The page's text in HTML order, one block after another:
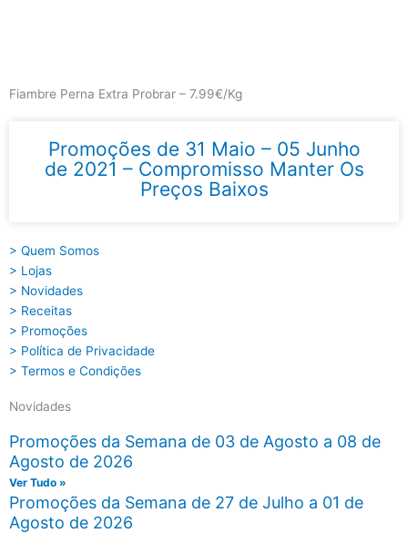
Fiambre Perna Extra Probrar – 7.99€/Kg
Promoções de 31 Maio – 05 Junho
de 2021 – Compromisso Manter Os
Preços Baixos
> Quem Somos
> Lojas
> Novidades
> Receitas
> Promoções
> Política de Privacidade
> Termos e Condições
Novidades
Promoções da Semana de 03 de Agosto a 08 de
Agosto de 2026
Ver Tudo »
Promoções da Semana de 27 de Julho a 01 de
Agosto de 2026